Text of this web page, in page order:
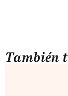
También